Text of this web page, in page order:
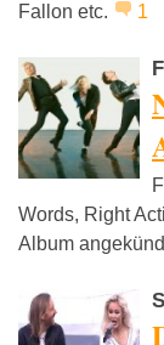
Fallon etc.
1
Words, Right
Album